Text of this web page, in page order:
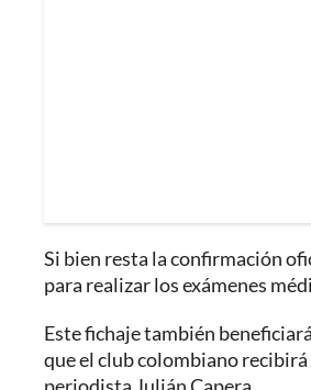
Si bien resta la confirmación
para realizar los exámenes
Este fichaje también
que el club colombiano